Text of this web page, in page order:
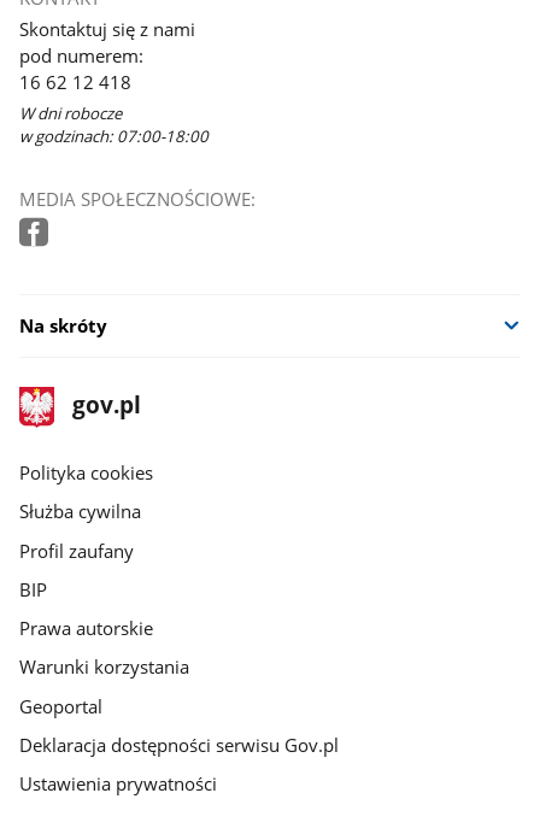
Skontaktuj się z nami
pod numerem:
16 62 12 418
W dni robocze
w godzinach: 07:00-18:00
MEDIA SPOŁECZNOŚCIOWE:
Na skróty
stopka
gov.pl
Strona
gov.pl
gov.pl
Polityka cookies
Służba cywilna
Profil zaufany
BIP
Prawa autorskie
Warunki korzystania
Geoportal
Deklaracja dostępności serwisu Gov.pl
Ustawienia prywatności